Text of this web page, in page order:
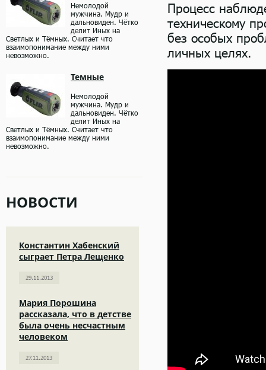
Немолодой
мужчина. Мудр и
дальновиден. Чётко
делит Иных на
Светлых и Тёмных. Считает что
взаимопонимание между ними
невозможно.
Темные
Немолодой
мужчина. Мудр и
дальновиден. Чётко
делит Иных на
Светлых и Тёмных. Считает что
взаимопонимание между ними
невозможно.
НОВОСТИ
Константин Хабенский
сыграет Петра Лещенко
29.11.2013
Мария Порошина
рассказала, что в детстве
была очень несчастным
человеком
27.11.2013
Процесс
техническому
без особых
личных целях.